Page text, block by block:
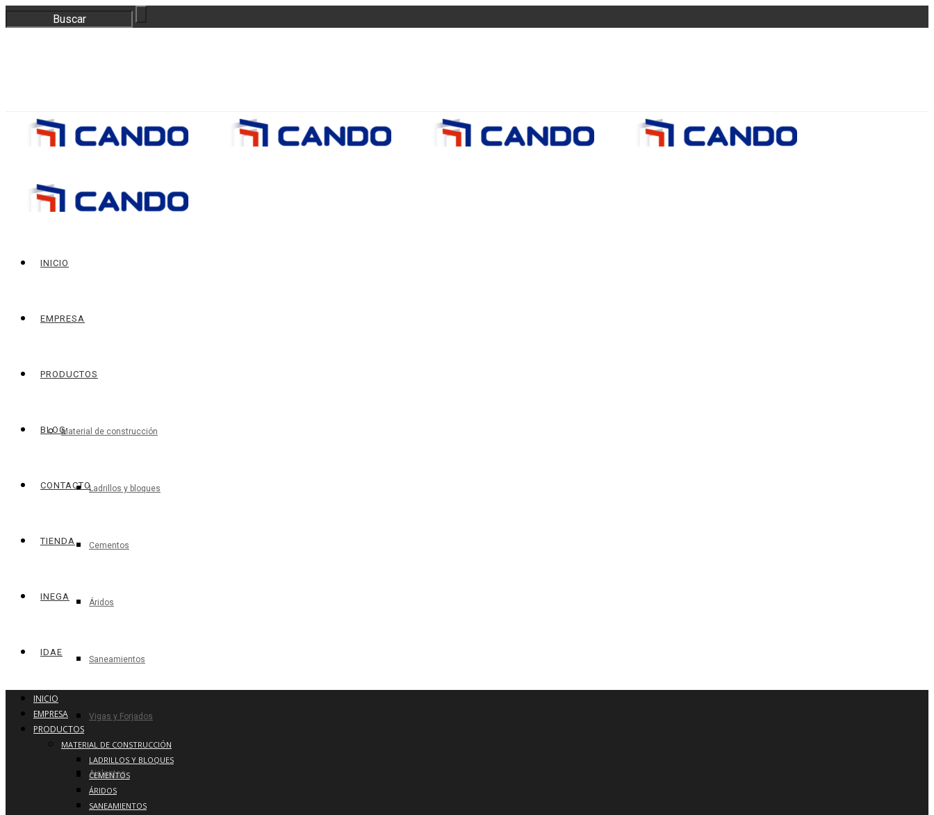
INICIO
EMPRESA
PRODUCTOS
Material de construcción
Ladrillos y bloques
Cementos
Áridos
Saneamientos
Vigas y Forjados
Aislantes
BLOG
CONTACTO
TIENDA
INEGA
IDAE
INICIO
EMPRESA
PRODUCTOS
MATERIAL DE CONSTRUCCIÓN
LADRILLOS Y BLOQUES
CEMENTOS
ÁRIDOS
SANEAMIENTOS